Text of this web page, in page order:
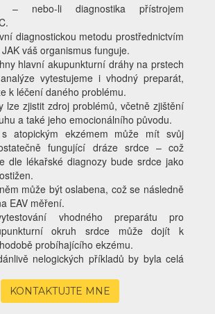
– nebo-li diagnostika přístrojem
diagnostickou metodu prostřednictvím
váš organismus funguje.
hlavní akupunkturní dráhy na prstech
vytestujeme i vhodný preparát,
k léčení daného problému.
lze zjistit zdroj problémů, včetně zjištění
a také jeho emocionálního původu.
s atopickým ekzémem může mít svůj
fungující dráze srdce – což
dle lékařské diagnozy bude srdce jako
může být oslabena, což se následně
EAV měření.
vhodného preparátu pro
okruh srdce může dojít k
probíhajícího ekzému.
nelogických příkladů by byla celá
KONTAKTUJTE MNE